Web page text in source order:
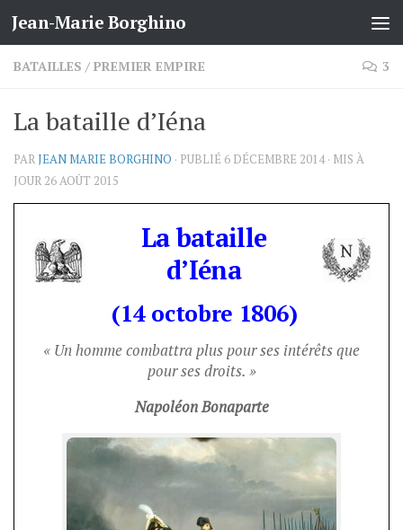
Skip to content
Jean-Marie Borghino
BATAILLES / PREMIER EMPIRE 3
La bataille d’Iéna
PARJEAN MARIE BORGHINO · PUBLIÉ 6 DÉCEMBRE 2014· MIS À
JOUR 26 AOÛT 2015
La bataille
d’Iéna
(14 octobre 1806)
« Un homme combattra plus pour ses intérêts que
pour ses droits. »
Napoléon Bonaparte